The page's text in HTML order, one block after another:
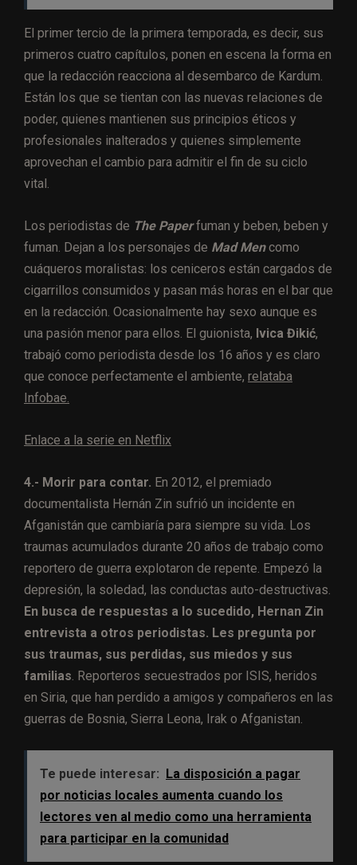
El primer tercio de la primera temporada, es decir, sus
primeros cuatro capítulos, ponen en escena la forma en
que la redacción reacciona al desembarco de Kardum.
Están los que se tientan con las nuevas relaciones de
poder, quienes mantienen sus principios éticos y
profesionales inalterados y quienes simplemente
aprovechan el cambio para admitir el fin de su ciclo
vital.
Los periodistas de The Paperfuman y beben, beben y
fuman. Dejan a los personajes de Mad Mencomo
cuáqueros moralistas: los ceniceros están cargados de
cigarrillos consumidos y pasan más horas en el bar que
en la redacción. Ocasionalmente hay sexo aunque es
una pasión menor para ellos. El guionista, Ivica Đikić,
trabajó como periodista desde los 16 años y es claro
que conoce perfectamente el ambiente, relataba
Infobae.
Enlace a la serie en Netflix
4.- Morir para contar. En 2012, el premiado
documentalista Hernán Zin sufrió un incidente en
Afganistán que cambiaría para siempre su vida. Los
traumas acumulados durante 20 años de trabajo como
reportero de guerra explotaron de repente. Empezó la
depresión, la soledad, las conductas auto-destructivas.
En busca de respuestas a lo sucedido, Hernan Zin
entrevista a otros periodistas. Les pregunta por
sus traumas, sus perdidas, sus miedos y sus
familias. Reporteros secuestrados por ISIS, heridos
en Siria, que han perdido a amigos y compañeros en las
guerras de Bosnia, Sierra Leona, Irak o Afganistan.
Te puede interesar:
La disposición a pagar
por noticias locales aumenta cuando los
lectores ven al medio como una herramienta
para participar en la comunidad